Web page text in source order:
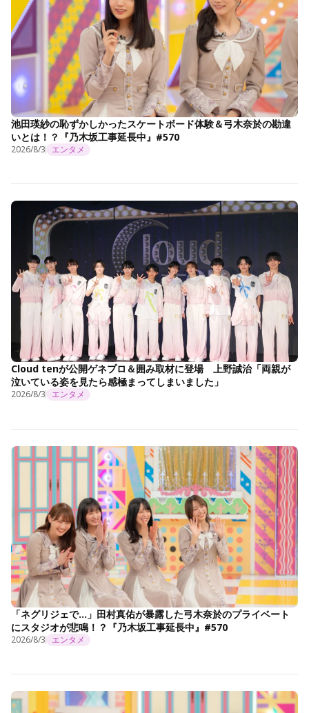
池田瑛紗の恥ずかしかったスケートボード体験＆弓木奈於の勘違
いとは！？『乃木坂工事延長中』#570
2026/8/3 エンタメ
Cloud tenが公開ゲネプロ＆囲み取材に登場 上野誠治「両親が
泣いている姿を見たら感極まってしまいました」
2026/8/3 エンタメ
「ネグリジェで…」田村真佑が暴露した弓木奈於のプライベート
にスタジオが悲鳴！？『乃木坂工事延長中』#570
2026/8/3 エンタメ